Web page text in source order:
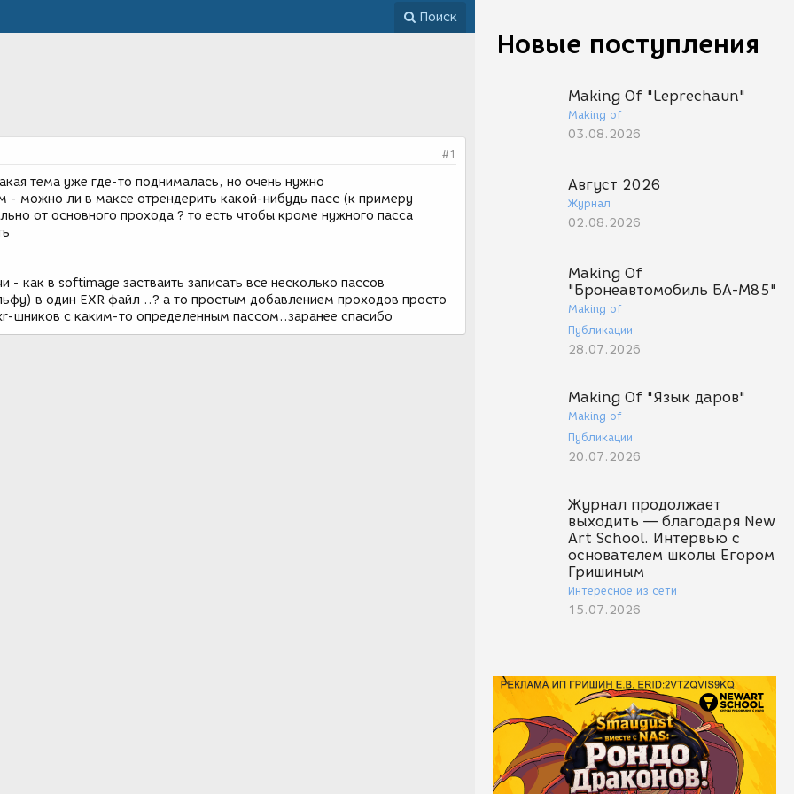
Новые поступления
Making Of "Leprechaun"
Making of
03.08.2026
Август 2026
Журнал
02.08.2026
Making Of
"Бронеавтомобиль БА-М85"
Making of
Публикации
28.07.2026
Making Of "Язык даров"
Making of
Публикации
20.07.2026
Журнал продолжает
выходить — благодаря New
Art School. Интервью с
основателем школы Егором
Гришиным
Интересное из сети
15.07.2026
Поиск
#1
тема уже где-то поднималась, но очень нужно
можно ли в максе отрендерить какой-нибудь пасс (к примеру
от основного прохода ? то есть чтобы кроме нужного пасса
- как в softimage застваить записать все несколько пассов
в один EXR файл ..? а то простым добавлением проходов просто
шников с каким-то определенным пассом..заранее спасибо